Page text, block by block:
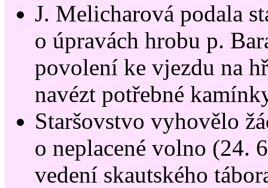
J. Melicharová podala
o úpravách hrobu p.
povolení ke vjezdu na
navézt potřebné
Staršovstvo vyhovělo
o neplacené volno (24.
vedení skautského